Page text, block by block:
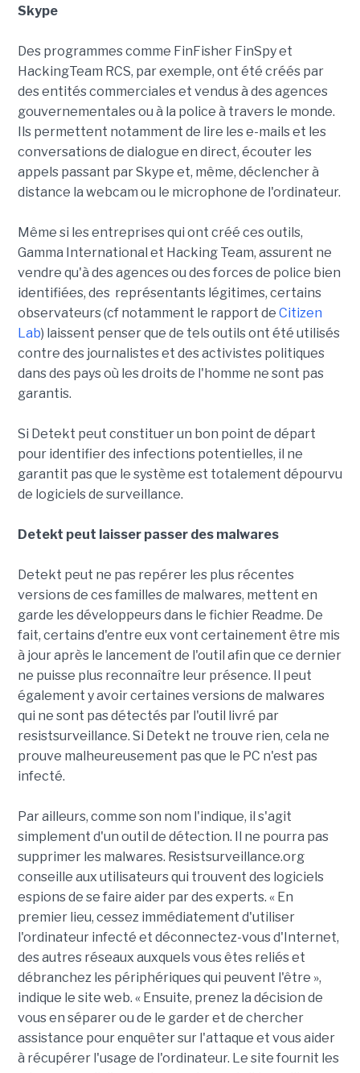
Skype
Des programmes comme FinFisher FinSpy et
HackingTeam RCS, par exemple, ont été créés par
des entités commerciales et vendus à des agences
gouvernementales ou à la police à travers le monde.
Ils permettent notamment de lire les e-mails et les
conversations de dialogue en direct, écouter les
appels passant par Skype et, même, déclencher à
distance la webcam ou le microphone de l'ordinateur.
Même si les entreprises qui ont créé ces outils,
Gamma International et Hacking Team, assurent ne
vendre qu'à des agences ou des forces de police bien
identifiées, des représentants légitimes, certains
observateurs (cf notamment le rapport de Citizen
Lab) laissent penser que de tels outils ont été utilisés
contre des journalistes et des activistes politiques
dans des pays où les droits de l'homme ne sont pas
garantis.
Si Detekt peut constituer un bon point de départ
pour identifier des infections potentielles, il ne
garantit pas que le système est totalement dépourvu
de logiciels de surveillance.
Detekt peut laisser passer des malwares
Detekt peut ne pas repérer les plus récentes
versions de ces familles de malwares, mettent en
garde les développeurs dans le fichier Readme. De
fait, certains d'entre eux vont certainement être mis
à jour après le lancement de l'outil afin que ce dernier
ne puisse plus reconnaître leur présence. Il peut
également y avoir certaines versions de malwares
qui ne sont pas détectés par l'outil livré par
resistsurveillance. Si Detekt ne trouve rien, cela ne
prouve malheureusement pas que le PC n'est pas
infecté.
Par ailleurs, comme son nom l'indique, il s'agit
simplement d'un outil de détection. Il ne pourra pas
supprimer les malwares. Resistsurveillance.org
conseille aux utilisateurs qui trouvent des logiciels
espions de se faire aider par des experts. « En
premier lieu, cessez immédiatement d'utiliser
l'ordinateur infecté et déconnectez-vous d'Internet,
des autres réseaux auxquels vous êtes reliés et
débranchez les périphériques qui peuvent l'être »,
indique le site web. « Ensuite, prenez la décision de
vous en séparer ou de le garder et de chercher
assistance pour enquêter sur l'attaque et vous aider
à récupérer l'usage de l'ordinateur. Le site fournit les